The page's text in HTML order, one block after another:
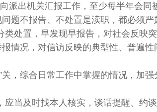
派出机关汇报工作，至少每半年会
题不报告、不处置是渎职，都必须严
处置，早发现早报告，对社会反映
情况，对信访反映的典型性、普遍
，综合日常工作中掌握的情况，加
当及时找本人核实，谈话提醒、约